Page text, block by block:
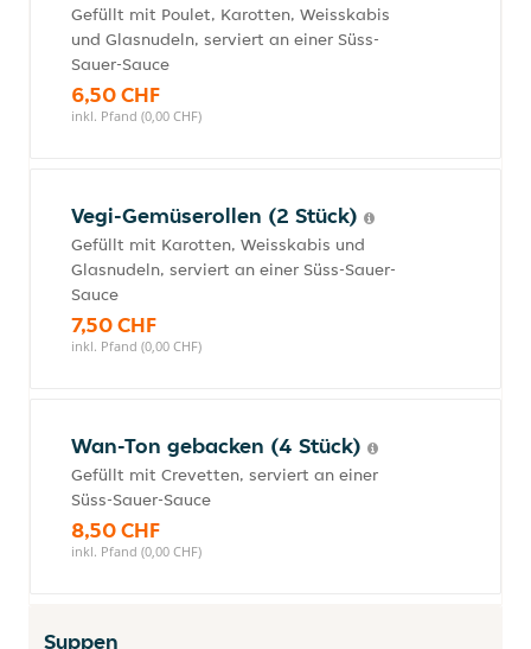
Gefüllt mit Poulet, Karotten, Weisskabis
und Glasnudeln, serviert an einer Süss-
Sauer-Sauce
6,50 CHF
inkl. Pfand (0,00 CHF)
Vegi-Gemüserollen (2 Stück)
Gefüllt mit Karotten, Weisskabis und
Glasnudeln, serviert an einer Süss-Sauer-
Sauce
7,50 CHF
inkl. Pfand (0,00 CHF)
Wan-Ton gebacken (4 Stück)
Gefüllt mit Crevetten, serviert an einer
Süss-Sauer-Sauce
8,50 CHF
inkl. Pfand (0,00 CHF)
Suppen